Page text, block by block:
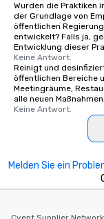
Wurden die Praktiken
der Grundlage von
öffentlichen
entwickelt? Falls ja,
Entwicklung dieser
Keine Antwort.
Reinigt und
öffentlichen Bereiche
Meetingräume,
alle neuen
Keine Antwort.
Melden Sie ein